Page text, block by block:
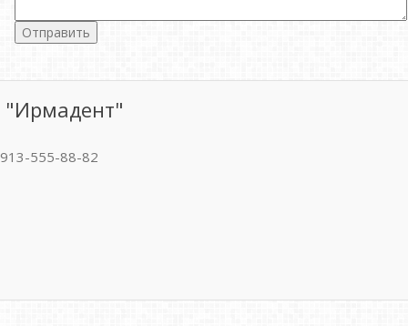
"Ирмадент"
555-88-82